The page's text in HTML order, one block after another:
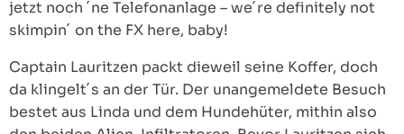
jetzt noch ´ne Telefonanlage – we´re definitely not
skimpin´ on the FX here, baby!
Captain Lauritzen packt dieweil seine Koffer, doch
da klingelt´s an der Tür. Der unangemeldete Besuch
bestet aus Linda und dem Hundehüter, mithin also